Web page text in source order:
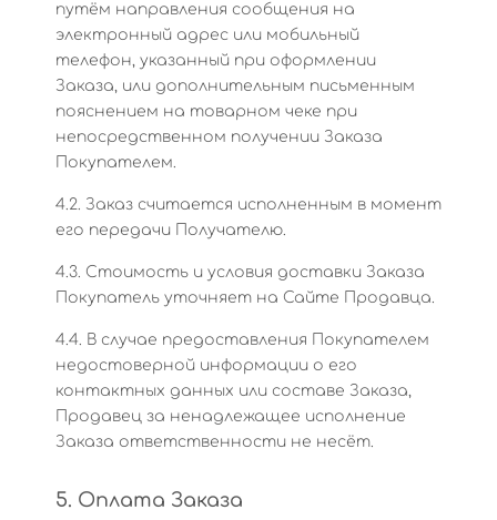
путём направления сообщения на
электронный адрес или мобильный
телефон, указанный при оформлении
Заказа, или дополнительным письменным
пояснением на товарном чеке при
непосредственном получении Заказа
Покупателем.
4.2. Заказ считается исполненным в момент
его передачи Получателю.
4.3. Стоимость и условия доставки Заказа
Покупатель уточняет на Сайте Продавца.
4.4. В случае предоставления Покупателем
недостоверной информации о его
контактных данных или составе Заказа,
Продавец за ненадлежащее исполнение
Заказа ответственности не несёт.
5. Оплата Заказа